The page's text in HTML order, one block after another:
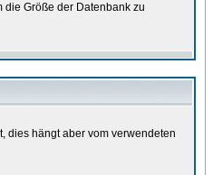
die Größe der Datenbank zu
dies hängt aber vom verwendeten